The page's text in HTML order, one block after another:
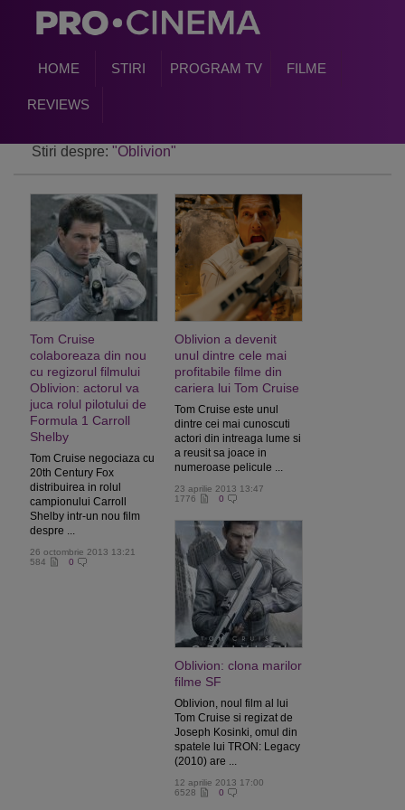
HOME STIRI PROGRAM TV FILME
REVIEWS
Stiri despre: "Oblivion"
Tom Cruise
colaboreaza din nou
cu regizorul filmului
Oblivion: actorul va
juca rolul pilotului de
Formula 1 Carroll
Shelby
Tom Cruise negociaza cu
20th Century Fox
distribuirea in rolul
campionului Carroll
Shelby intr-un nou film
despre ...
26 octombrie 2013 13:21
584
0
Oblivion a devenit
unul dintre cele mai
profitabile filme din
cariera lui Tom Cruise
Tom Cruise este unul
dintre cei mai cunoscuti
actori din intreaga lume si
a reusit sa joace in
numeroase pelicule ...
23 aprilie 2013 13:47
1776
0
Oblivion: clona marilor
filme SF
Oblivion, noul film al lui
Tom Cruise si regizat de
Joseph Kosinki, omul din
spatele lui TRON: Legacy
(2010) are ...
12 aprilie 2013 17:00
6528
0